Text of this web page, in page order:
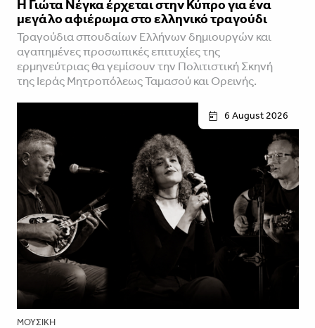
Η Γιώτα Νέγκα έρχεται στην Κύπρο για ένα
μεγάλο αφιέρωμα στο ελληνικό τραγούδι
Τραγούδια σπουδαίων Ελλήνων δημιουργών και
αγαπημένες προσωπικές επιτυχίες της
ερμηνεύτριας θα γεμίσουν την Πολιτιστική Σκηνή
της Ιεράς Μητροπόλεως Ταμασού και Ορεινής.
6 August 2026
ΜΟΥΣΙΚΉ